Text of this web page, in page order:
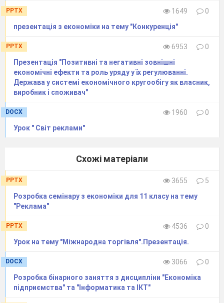
причинами проведення грошових реформ є
наступні:
поява нової держави, зміна державного
устрою країни (наприклад, внаслідок розпаду
імперій або зміни політичної еліти країни),
об’єднання країн (як у випадку Європейського
значні негативні наслідки (втрата довіри
невиконання національною валютою ключових
функцій грошей, поширення в країні практики
розрахунків і заощадження коштів у
стабільнішій, іноземній валюті або перехід
значної кількості розрахунків на бартер –
прямий обмін товарами та послугами);
розрахунках (невикористання банкнот або
копійок дрібних номіналів, зростання кількості
PPTX 1649
0
презентація з економіки на тему "Конкуренція"
PPTX 6953
0
Презентація "Позитивні та негативні зовнішні
економічні ефекти та роль уряду у їх регулюванні.
Держава у системі економічного кругообігу як власник,
виробник і споживач"
DOCX 1960
0
Урок " Світ реклами"
Схожі матеріали
PPTX 3655
5
Розробка семінару з економіки для 11 класу на тему
"Реклама"
PPTX 4536
0
Урок на тему "Міжнародна торгівля".Презентація.
DOCX 3066
0
Розробка бінарного заняття з дисципліни "Економіка
підприємства" та "Інформатика та ІКТ"